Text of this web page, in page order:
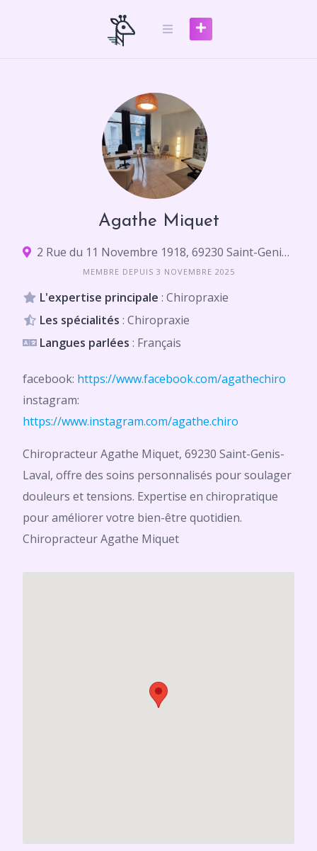
Agathe Miquet
2 Rue du 11 Novembre 1918, 69230 Saint-Genis-Laval
MEMBRE DEPUIS 3 NOVEMBRE 2025
L'expertise principale : Chiropraxie
Les spécialités : Chiropraxie
Langues parlées : Français
facebook: https://www.facebook.com/agathechiro
instagram:
https://www.instagram.com/agathe.chiro
Chiropracteur Agathe Miquet, 69230 Saint-Genis-
Laval, offre des soins personnalisés pour soulager
douleurs et tensions. Expertise en chiropratique
pour améliorer votre bien-être quotidien.
Chiropracteur Agathe Miquet